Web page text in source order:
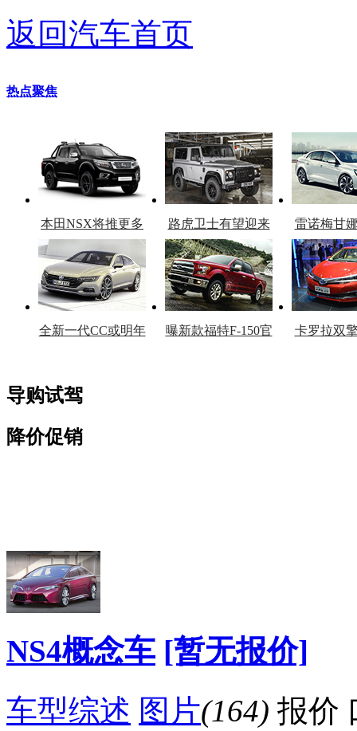
返回汽车首页
热点聚焦
本田NSX将推更多
车型
路虎卫士有望迎来
复产
雷诺梅甘
官
全新一代CC或明年
曝新款福特F-150官
卡罗拉双
看赛车宝贝争奇斗
导购试驾
降价促销
NS4概念车 [暂无报价]
车型综述 图片(164) 报价